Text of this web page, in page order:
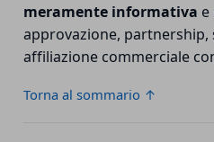
meramente informativa
approvazione, partnership,
affiliazione commerciale
Torna al sommario ↑